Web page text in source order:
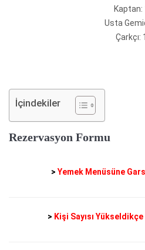
Kaptan:
Usta
Çarkçı: 1
İçindekiler
Rezervasyon Formu
> Yemek Menüsüne
> Kişi Sayısı